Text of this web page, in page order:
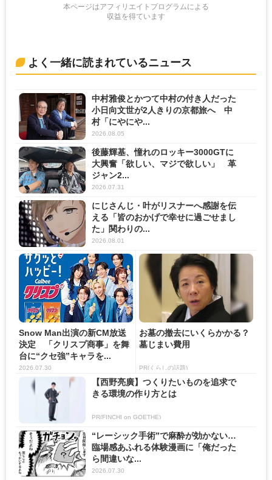
本ページはアフィリエイトプログラムによる
収益を得ています
よく一緒に読まれているニュース
中村雅俊とかつて中村の付き人だった
小日向文世が2人きりの京都旅へ 中
村「にやにや...
2026.08.05
後藤輝基、憧れのロッキー3000GTに
大興奮「欲しい、マジで欲しい」 革
ジャン2...
2026.07.31
にじさんじ・叶がリスナーへ感謝を伝
える「皆のおかげで幸せに過ごせまし
た」関わりの...
2026.08.01
Snow Man出演の新CM放送
決定 「クリスプ商事」を舞
台に“クセ強”キャラを...
2026.07.30
お墓の撤去にいくらかかる？
墓じまい費用
PR(くらしの話題)
【西野亮廣】つくりたいものを追求で
きる環境の作り方とは
PR(FINCHI on GOETHE)
“レーシック手術”で麻酔が効かない…
臨場感あふれる体験漫画に「俺だった
ら間違いな...
2026.07.30